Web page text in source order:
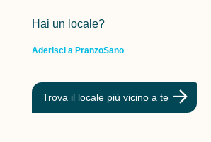
Hai un locale?
Aderisci a PranzoSano
Trova il locale più vicino a te